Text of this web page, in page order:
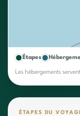
Étapes
Les hébergements
ÉTAPES DU